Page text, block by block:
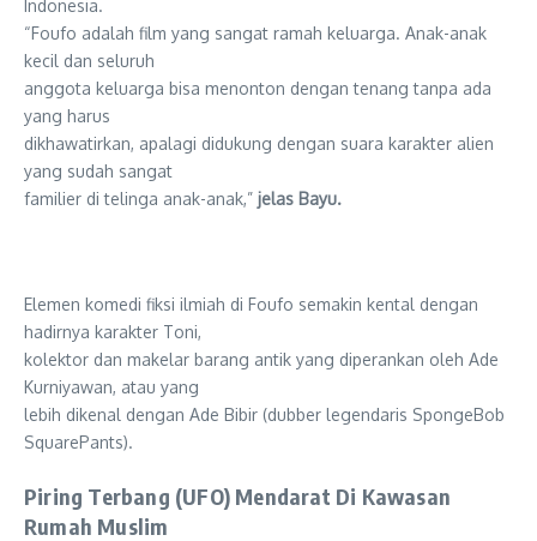
Indonesia.
“Foufo adalah film yang sangat ramah keluarga. Anak-anak
kecil dan seluruh
anggota keluarga bisa menonton dengan tenang tanpa ada
yang harus
dikhawatirkan, apalagi didukung dengan suara karakter alien
yang sudah sangat
familier di telinga anak-anak,” jelas Bayu.
Elemen komedi fiksi ilmiah di Foufo semakin kental dengan
hadirnya karakter Toni,
kolektor dan makelar barang antik yang diperankan oleh Ade
Kurniyawan, atau yang
lebih dikenal dengan Ade Bibir (dubber legendaris SpongeBob
SquarePants).
Piring Terbang (UFO) Mendarat Di Kawasan
Rumah Muslim